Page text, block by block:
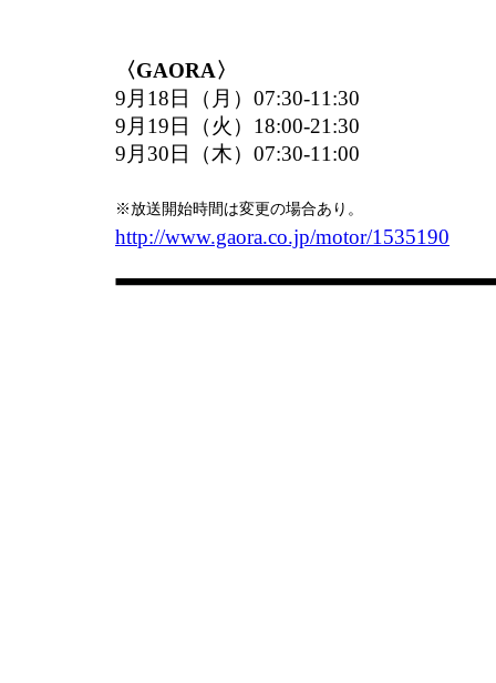
〈GAORA〉
9月18日（月）07:30-11:30
9月19日（火）18:00-21:30
9月30日（木）07:30-11:00
※放送開始時間は変更の場合あり。
http://www.gaora.co.jp/motor/1535190